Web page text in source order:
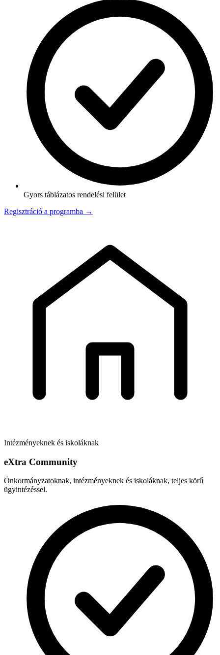
Gyors táblázatos rendelési felület
Regisztráció a programba →
Intézményeknek és iskoláknak
eXtra Community
Önkormányzatoknak, intézményeknek és iskoláknak, teljes körű
ügyintézéssel.